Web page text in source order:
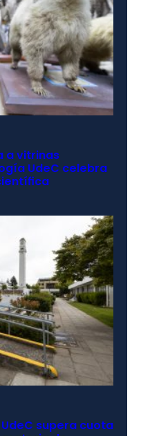
a vitrinas
UdeC celebra
supera cuota